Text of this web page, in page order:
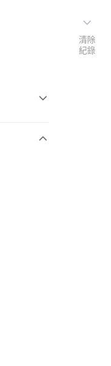
購物簡單
先享後
四大超商
清除
紀錄